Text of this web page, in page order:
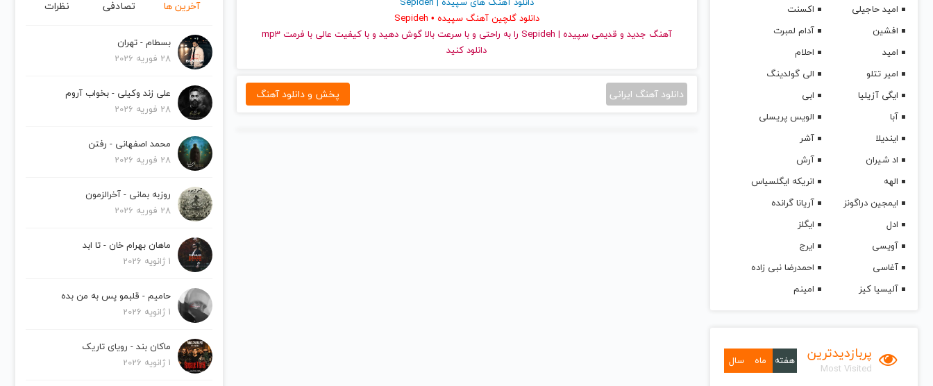
امید حاجیلی
اکسنت
افشین
آدام لمبرت
امید
احلام
امیر تتلو
الی گولدینگ
ایگی آزیلیا
ابی
آبا
الویس پریسلی
ایندیلا
آشر
اد شیران
آرش
الهه
انریکه ایگلسیاس
ایمجین دراگونز
آریانا گرانده
ادل
ایگلز
آویسی
ایرج
آغاسی
احمدرضا نبی زاده
آلیسیا کیز
امینم
پربازدیدترین
Most Visited
هفته ماه سال
دانلود گلچین آهنگ سپیده • Sepideh
آهنگ جدید
و قدیمی سپیده | Sepideh را به راحتی و با سرعت بالا گوش دهید و با کیفیت عالی با فرمت mp3
دانلود کنید
دانلود آهنگ ایرانی پخش و دانلود آهنگ
آخرین ها تصادفی نظرات
بسطام - تهران
28 فوریه 2026
علی زند وکیلی - بخواب آروم
28 فوریه 2026
محمد اصفهانی - رفتن
28 فوریه 2026
روزبه بمانی - آخرالزمون
28 فوریه 2026
ماهان بهرام خان - تا ابد
1 ژانویه 2026
حامیم - قلبمو پس به من بده
1 ژانویه 2026
ماکان بند - رویای تاریک
1 ژانویه 2026